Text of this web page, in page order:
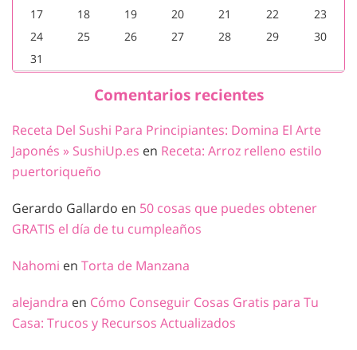
17
18 19 20 21 22
23
24
25 26 27 28 29
30
31
Comentarios recientes
Receta Del Sushi Para Principiantes: Domina El Arte
Japonés » SushiUp.es en Receta: Arroz relleno estilo
puertoriqueño
Gerardo Gallardo en 50 cosas que puedes obtener
GRATIS el día de tu cumpleaños
Nahomi en Torta de Manzana
alejandra en Cómo Conseguir Cosas Gratis para Tu
Casa: Trucos y Recursos Actualizados